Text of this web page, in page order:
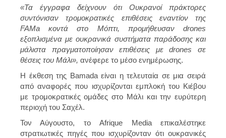
«Τα έγγραφα δείχνουν ότι Ουκρανοί πράκτορες
συντόνισαν τρομοκρατικές επιθέσεις εναντίον της
FAMa κοντά στο Μόπτι, προμήθευσαν drones
εξοπλισμένα με ουκρανικά συστήματα παράδοσης και
μάλιστα πραγματοποίησαν επιθέσεις με drones σε
θέσεις του Μάλι», ανέφερε το μέσο ενημέρωσης.
Η έκθεση της Bamada είναι η τελευταία σε μια σειρά
από αναφορές που ισχυρίζονται εμπλοκή του Κιέβου
με τρομοκρατικές ομάδες στο Μάλι και την ευρύτερη
περιοχή του Σαχέλ.
Τον Αύγουστο, το Afrique Media επικαλέστηκε
στρατιωτικές πηγές που ισχυρίζονταν ότι ουκρανικές